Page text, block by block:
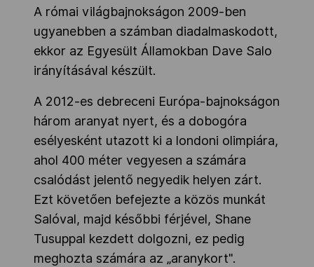
A római világbajnokságon 2009-ben
ugyanebben a számban diadalmaskodott,
ekkor az Egyesült Államokban Dave Salo
irányításával készült.
A 2012-es debreceni Európa-bajnokságon
három aranyat nyert, és a dobogóra
esélyesként utazott ki a londoni olimpiára,
ahol 400 méter vegyesen a számára
csalódást jelentő negyedik helyen zárt.
Ezt követően befejezte a közös munkát
Salóval, majd későbbi férjével, Shane
Tusuppal kezdett dolgozni, ez pedig
meghozta számára az „aranykort".